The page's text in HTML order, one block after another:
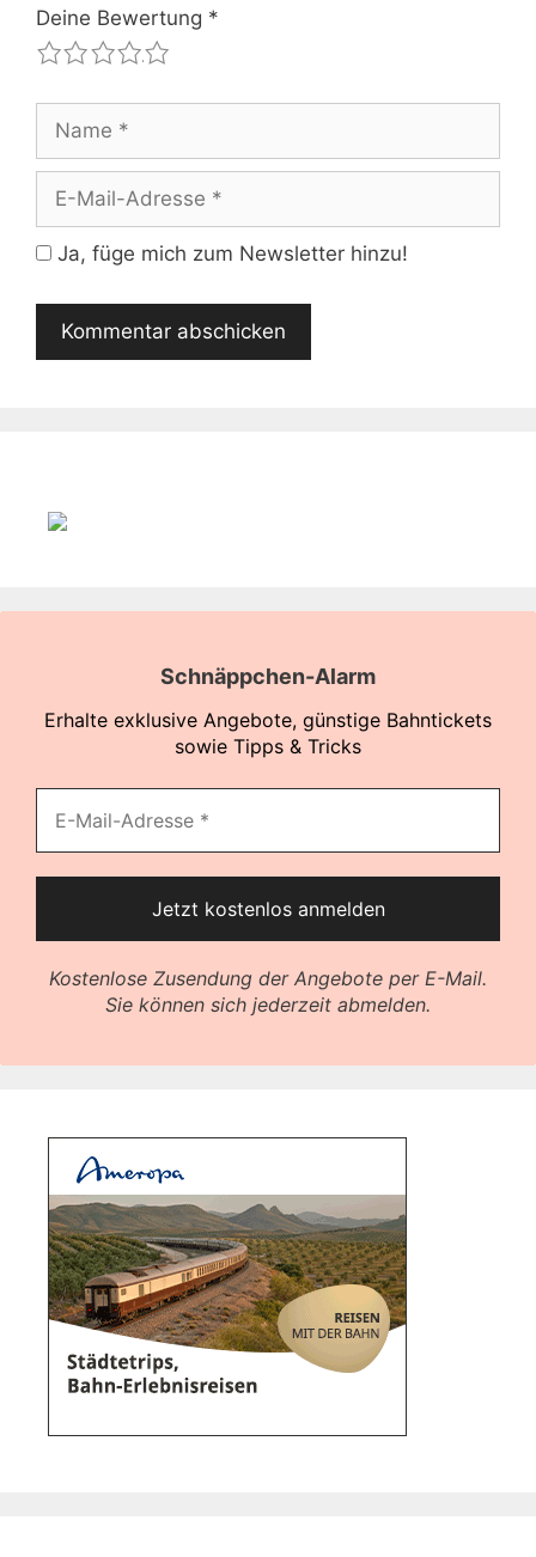
Deine Bewertung *
4
3
2
1
Name
Adresse
Ja, füge mich zum Newsletter hinzu!
Schnäppchen-Alarm
Erhalte exklusive Angebote, günstige Bahntickets
sowie Tipps & Tricks
Kostenlose Zusendung der Angebote per E-Mail.
Sie können sich jederzeit abmelden.